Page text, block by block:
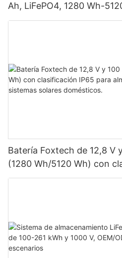
Ah, LiFePO4, 1280 Wh-
Batería Foxtech de 12,8 V
(1280 Wh/5120 Wh) con
almacenamiento de